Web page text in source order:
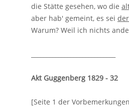
die Stätte gesehen, wo die
aber hab' gemeint, es sei
Warum? Weil ich nichts
Akt Guggenberg 1829 - 32
[Seite 1 der